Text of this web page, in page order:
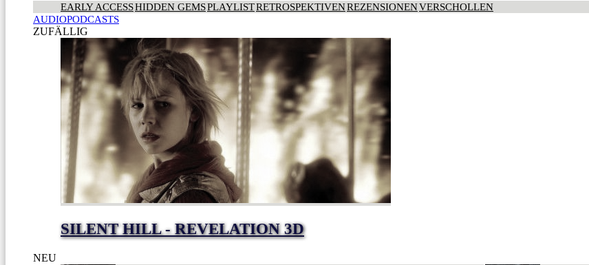
EARLY ACCESSHIDDEN GEMSPLAYLISTRETROSPEKTIVENREZENSIONENVERSCHOLLEN
AUDIOPODCASTS
ZUFÄLLIG
SILENT HILL - REVELATION 3D
NEU